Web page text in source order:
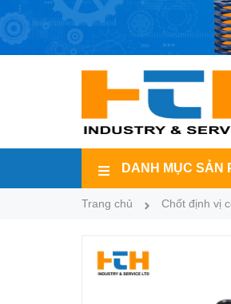
DANH MỤC SẢN
Trang chủ Chốt định vị